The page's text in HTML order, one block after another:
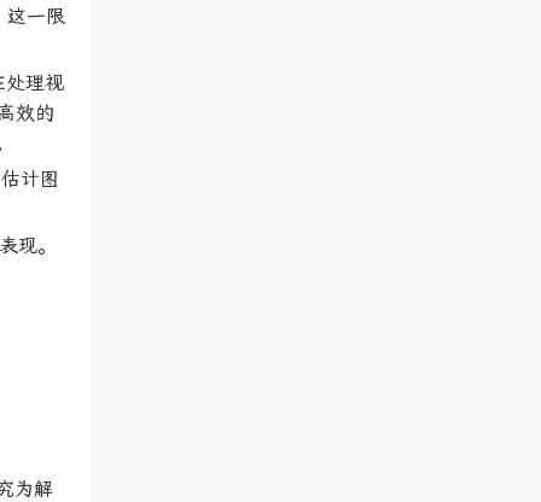
这一限
处理视
效的
计图
现。
为解